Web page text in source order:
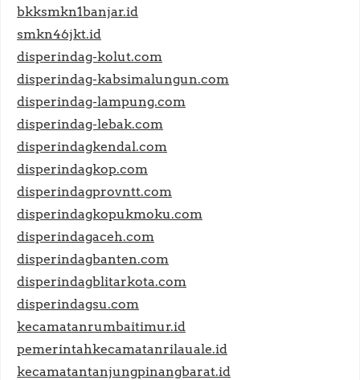
bkksmkn1banjar.id
smkn46jkt.id
disperindag-kolut.com
disperindag-kabsimalungun.com
disperindag-lampung.com
disperindag-lebak.com
disperindagkendal.com
disperindagkop.com
disperindagprovntt.com
disperindagkopukmoku.com
disperindagaceh.com
disperindagbanten.com
disperindagblitarkota.com
disperindagsu.com
kecamatanrumbaitimur.id
pemerintahkecamatanrilauale.id
kecamatantanjungpinangbarat.id